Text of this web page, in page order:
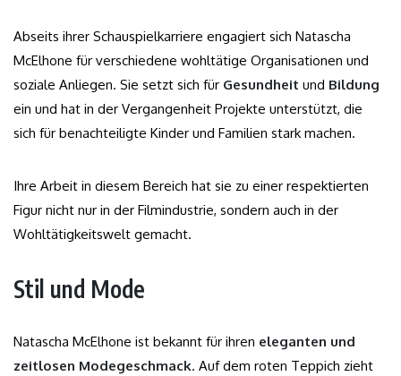
Abseits ihrer Schauspielkarriere engagiert sich Natascha
McElhone für verschiedene wohltätige Organisationen und
soziale Anliegen. Sie setzt sich für Gesundheit und Bildung
ein und hat in der Vergangenheit Projekte unterstützt, die
sich für benachteiligte Kinder und Familien stark machen.
Ihre Arbeit in diesem Bereich hat sie zu einer respektierten
Figur nicht nur in der Filmindustrie, sondern auch in der
Wohltätigkeitswelt gemacht.
Stil und Mode
Natascha McElhone ist bekannt für ihren eleganten und
zeitlosen Modegeschmack. Auf dem roten Teppich zieht